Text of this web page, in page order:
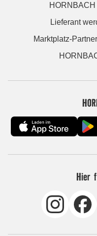
Lieferant
Marktplatz-
Hier